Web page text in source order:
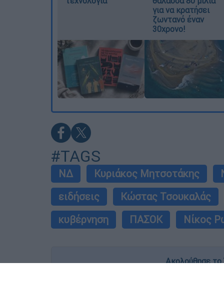
για να κρατήσει
ζωντανό έναν
30χρονο!
#TAGS
ΝΔ Κυριάκος Μητσοτάκης
ειδήσεις
Κώστας Τσουκαλάς
κυβέρνηση
ΠΑΣΟΚ Νίκος
Ακολούθησε το